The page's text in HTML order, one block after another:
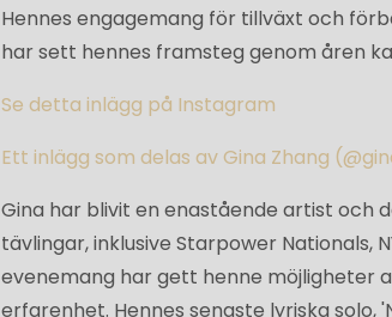
Hennes engagemang för tillväxt och
har sett hennes framsteg genom åren
Se detta inlägg på Instagram
Ett inlägg som delas av Gina Zhang
Gina har blivit en enastående artist och
tävlingar, inklusive Starpower Nationals,
evenemang har gett henne möjligheter
erfarenhet. Hennes senaste lyriska solo,